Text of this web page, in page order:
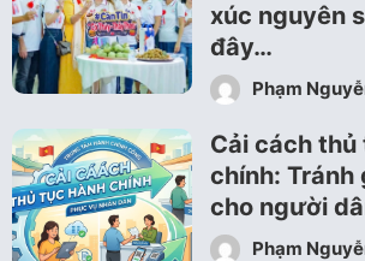
xúc nguyên
đây…
Phạm
Cải cách thủ
chính: Tránh
cho người
Phạm